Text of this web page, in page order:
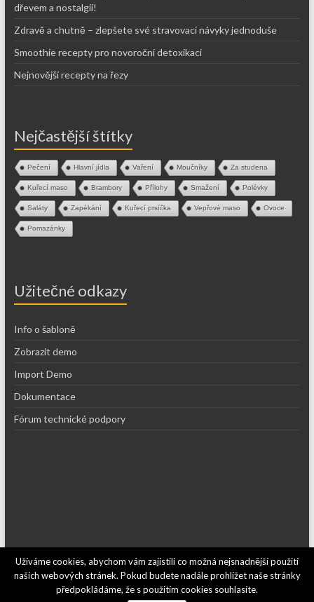
dřevem a nostalgií!
Zdravě a chutně – zlepšete své stravovací návyky jednoduše
Smoothie recepty pro novoroční detoxikaci
Nejnovější recepty na řezy
Nejčastější štítky
Pečení Hlavní jídla Vaření Moučníky Za studena
Kuřecí maso Brambory Přílohy Smažení Polévky
Saláty Zapékání Kuřecí prsíčka Vepřové maso Ovoce
Pomazánky
Užitečné odkazy
Info o šabloně
Zobrazit demo
Import Demo
Dokumentace
Fórum technické podpory
Copyright © 2026 Recepty kajf.cz . PoužívámeWordPress
(v češtině).
Šablona: Spacious odThemeGrill.
Kontakt
Užíváme cookies, abychom vám zajistili co možná nejsnadnější použití
našich webových stránek. Pokud budete nadále prohlížet naše stránky
předpokládáme, že s použitím cookies souhlasíte.